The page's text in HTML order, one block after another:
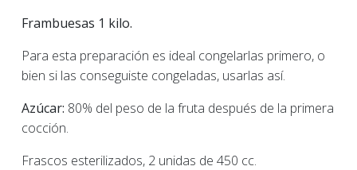
Frambuesas 1 kilo.
Para esta preparación es ideal congelarlas primero, o
bien si las conseguiste congeladas, usarlas así.
Azúcar: 80% del peso de la fruta después de la primera
cocción.
Frascos esterilizados, 2 unidas de 450 cc.